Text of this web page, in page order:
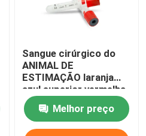
Sangue cirúrgico do
ANIMAL DE
ESTIMAÇÃO laranja
azul superior vermelha
de 10 tubos do sangue
do Ml Melhor preço